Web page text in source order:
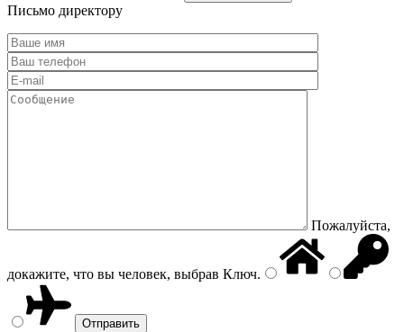
Письмо директору
Пожалуйста,
докажите, что вы человек, выбрав Ключ.